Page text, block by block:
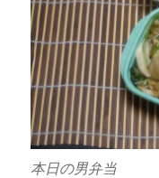
本日の男弁当